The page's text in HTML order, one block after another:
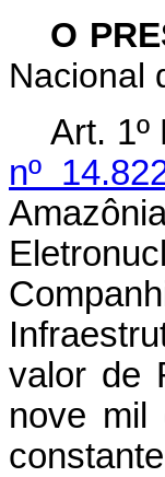
O
Nacional
Art. 1º
nº
valor de
nove mil